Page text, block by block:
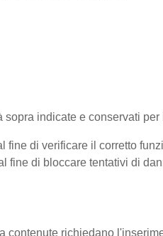
indicate e conservati
fine di verificare il corretto
di bloccare tentativi di
richiedano